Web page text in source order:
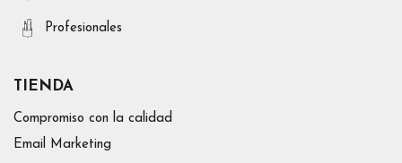
Profesionales
TIENDA
Compromiso con la calidad
Email Marketing